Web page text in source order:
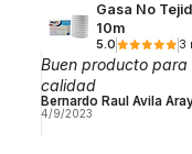
Gasa No
10m
5.0
Buen producto
calidad
Bernardo Raul Avila
4/9/2023